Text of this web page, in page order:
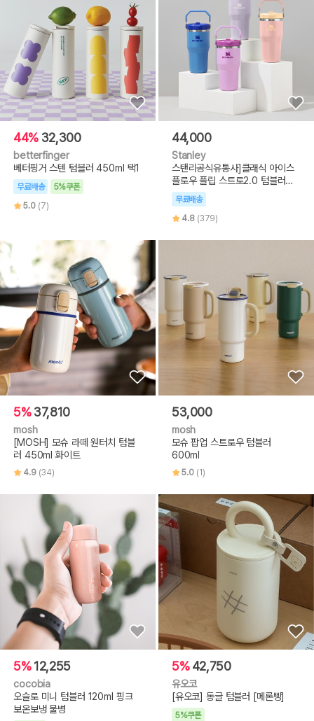
44% 32,300
betterfinger
베터핑거 스텐 텀블러 450ml 택1
무료배송
5%쿠폰
5.0 (7)
44,000
Stanley
스탠리공식유통사]클래식 아이스
플로우 플립 스트로2.0 텀블러
591ml
무료배송
4.8 (379)
5% 37,810
mosh
[MOSH] 모슈 라떼 원터치 텀블
러 450ml 화이트
4.9 (34)
53,000
mosh
모슈 팝업 스트로우 텀블러
600ml
5.0 (1)
5% 12,255
cocobia
오슬로 미니 텀블러 120ml 핑크
보온보냉 물병
5% 42,750
유오코
[유오코] 동글 텀블러 [메론빵]
5%쿠폰